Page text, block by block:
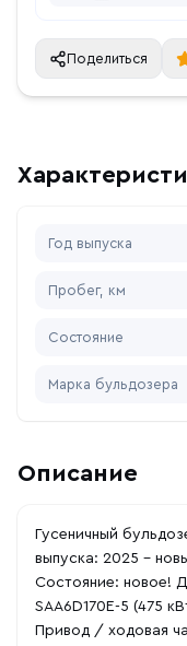
Поделиться
Год выпуска
Пробег, км
Состояние
Марка бульдозера
Описание
Гусеничный
выпуска: 2025 -
Состояние: новое!
SAA6D170E-5 (475
Привод / ходовая